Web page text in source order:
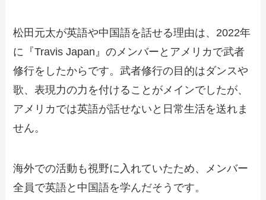
松田元太が英語や中国語を話せる理由は、2022年
に『Travis Japan』のメンバーとアメリカで武者
修行をしたからです。武者修行の目的はダンスや
歌、表現力の力を付けることがメインでしたが、
アメリカでは英語が話せないと日常生活を送れま
せん。
海外での活動も視野に入れていたため、メンバー
全員で英語と中国語を学んだそうです。